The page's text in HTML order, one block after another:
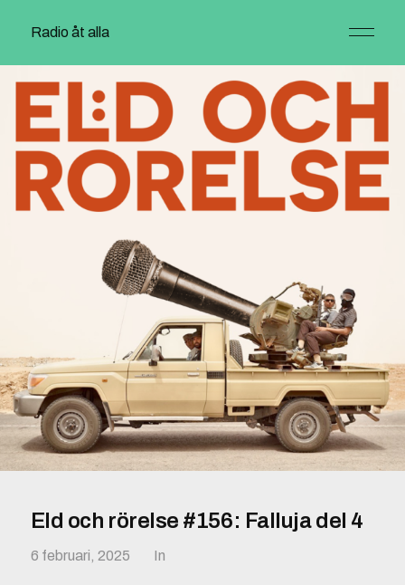
Radio åt alla
Eld och rörelse #156: Falluja del 4
6 februari, 2025 In